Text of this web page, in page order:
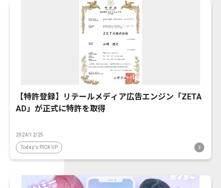
【特許登録】リテールメディア広告エンジン「ZETA
AD」が正式に特許を取得
2024/12/25
Today's PICK UP